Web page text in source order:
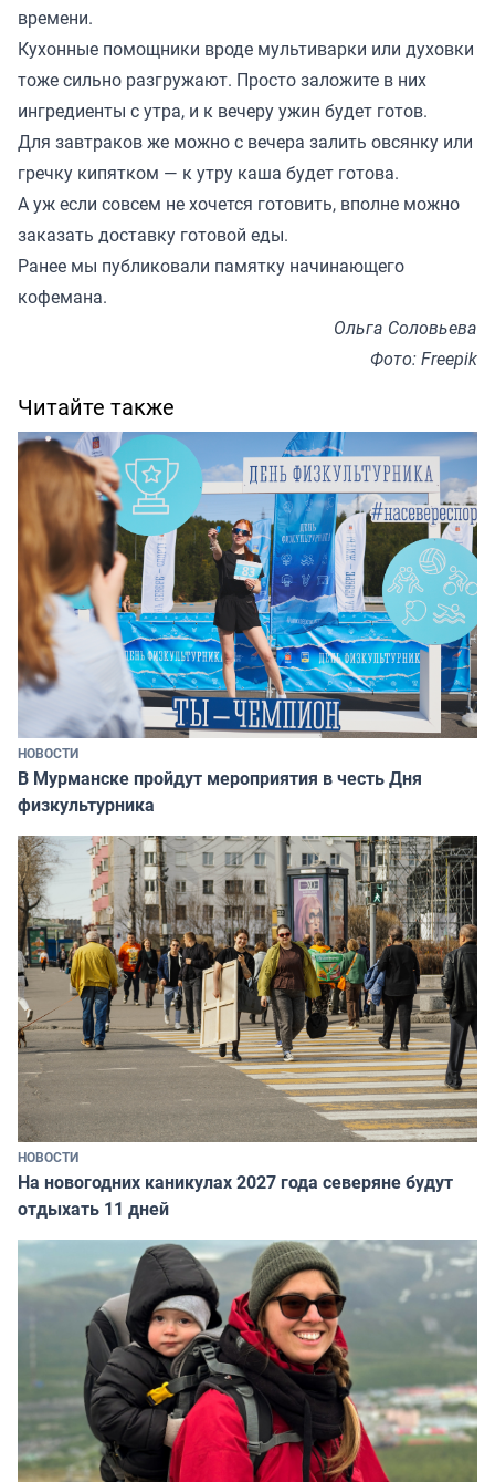
времени.
Кухонные помощники вроде мультиварки или духовки
тоже сильно разгружают. Просто заложите в них
ингредиенты с утра, и к вечеру ужин будет готов.
Для завтраков же можно с вечера залить овсянку или
гречку кипятком — к утру каша будет готова.
А уж если совсем не хочется готовить, вполне можно
заказать доставку готовой еды.
Ранее мы публиковали памятку начинающего
кофемана.
Ольга Соловьева
Фото: Freepik
Читайте также
НОВОСТИ
В Мурманске пройдут мероприятия в честь Дня
физкультурника
НОВОСТИ
На новогодних каникулах 2027 года северяне будут
отдыхать 11 дней